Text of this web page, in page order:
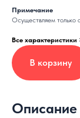
Примечание
Осуществляем только
Все характеристики
В корзину
Описание